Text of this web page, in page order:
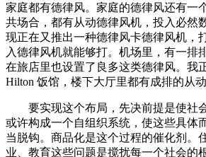
家庭都有德律风。家庭的德律风还有一
共场合，都有从动德律风机，投入必然
现正在又推出一种德律风卡德律风机，
入德律风机就能够打。机场里，有一排
在旅店里也设置了良多这类德律风。我
Hilton 饭馆，楼下大厅里都有成排的从动
要实现这个布局，先决前提是使社
或许构成一个自组织系统，使这些具体
当脱钩。商品化是这个过程的催化剂。
业、教育这些问题是搅扰每一个社会的